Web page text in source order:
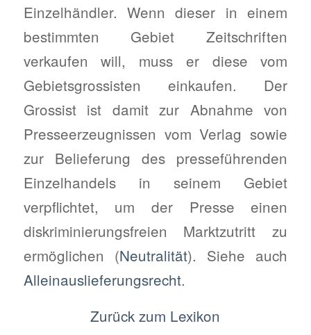
Einzelhändler. Wenn dieser in einem
bestimmten Gebiet Zeitschriften
verkaufen will, muss er diese vom
Gebietsgrossisten einkaufen. Der
Grossist ist damit zur Abnahme von
Presseerzeugnissen vom Verlag sowie
zur Belieferung des presseführenden
Einzelhandels in seinem Gebiet
verpflichtet, um der Presse einen
diskriminierungsfreien Marktzutritt zu
ermöglichen (Neutralität). Siehe auch
Alleinauslieferungsrecht.
Zurück zum Lexikon